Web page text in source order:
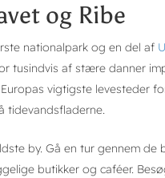
og Ribe
nationalpark og en del af
tusindvis af stære danner
vigtigste levesteder
tidevandsfladerne.
by. Gå en tur gennem de
butikker og caféer.